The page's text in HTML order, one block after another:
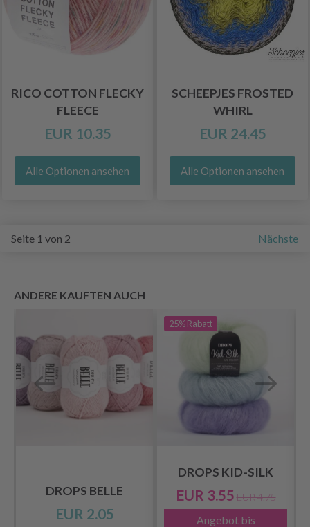
RICO COTTON FLECKY
FLEECE
EUR 10.35
Alle Optionen ansehen
SCHEEPJES FROSTED
WHIRL
EUR 24.45
Alle Optionen ansehen
Seite 1 von 2 Nächste
ANDERE KAUFTEN AUCH
DROPS BELLE
EUR 2.05
25%Rabatt
DROPS KID-SILK
EUR 3.55 EUR 4.75
Angebot bis